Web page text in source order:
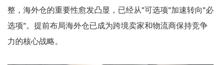
整，海外仓的重要性愈发凸显，已经从"可选项"加速转向"必
选项"。提前布局海外仓已成为跨境卖家和物流商保持竞争
力的核心战略。